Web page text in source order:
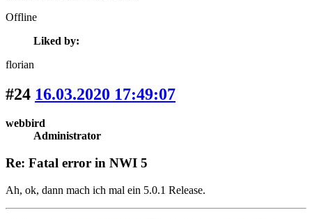
Offline
Liked by:
florian
#24 16.03.2020 17:49:07
webbird
Administrator
Re: Fatal error in NWI 5
Ah, ok, dann mach ich mal ein 5.0.1 Release.